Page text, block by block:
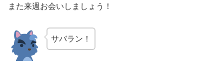
また来週お会いしましょう！
サバラン！